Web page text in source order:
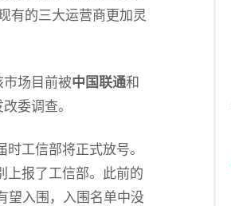
有的三大运营商更加灵
场目前被中国联通和
委调查。
工信部将正式放号。
上报了工信部。此前的
望入围，入围名单中没